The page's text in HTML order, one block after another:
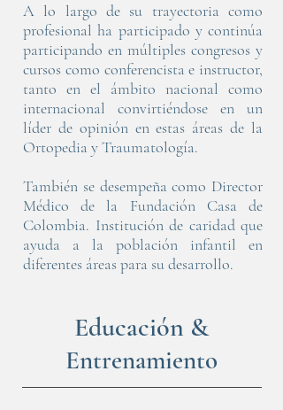
Educación &
Entrenamiento
A lo largo de su trayectoria como
profesional ha participado y continúa
participando en múltiples congresos y
cursos como conferencista e instructor,
tanto en el ámbito nacional como
internacional convirtiéndose en un
líder de opinión en estas áreas de la
Ortopedia y Traumatología.
También se desempeña como Director
Médico de la Fundación Casa de
Colombia. Institución de caridad que
ayuda a la población infantil en
diferentes áreas para su desarrollo.